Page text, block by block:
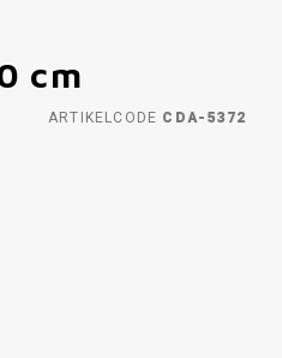
cm
ARTIKELCODE CDA-5372